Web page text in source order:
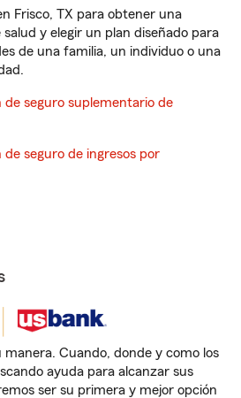
Frisco, TX para obtener una
y elegir un plan diseñado para
de una familia, un individuo o una
de seguro suplementario de
de seguro de ingresos por
manera. Cuando, donde y como los
ayuda para alcanzar sus
ser su primera y mejor opción